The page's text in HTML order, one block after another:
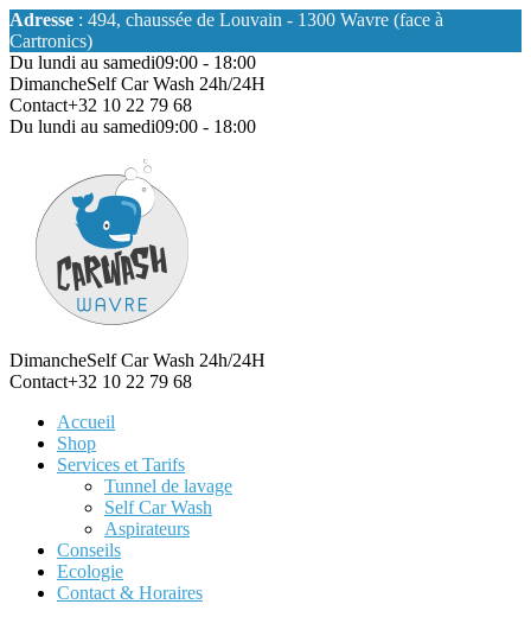
Adresse : 494, chaussée de Louvain - 1300 Wavre (face à
Cartronics)
Du lundi au samedi09:00 - 18:00
DimancheSelf Car Wash 24h/24H
Contact+32 10 22 79 68
Du lundi au samedi09:00 - 18:00
DimancheSelf Car Wash 24h/24H
Contact+32 10 22 79 68
Accueil
Shop
Services et Tarifs
Tunnel de lavage
Self Car Wash
Aspirateurs
Conseils
Ecologie
Contact & Horaires